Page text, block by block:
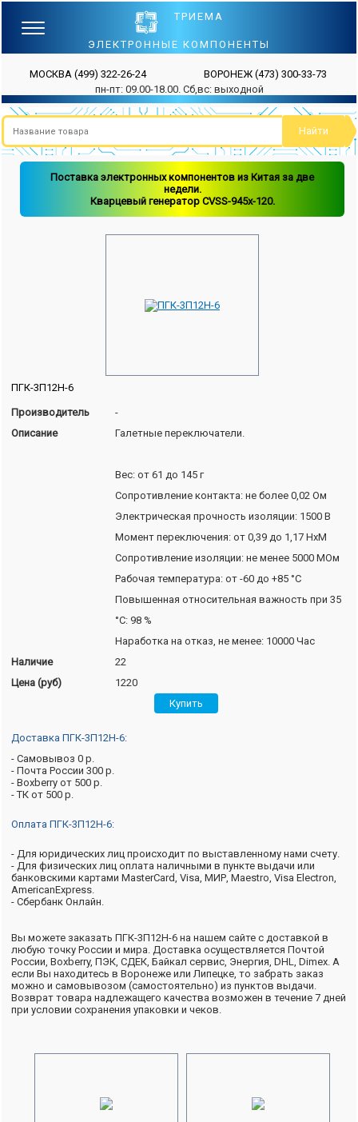
ТРИЕМА
ЭЛЕКТРОННЫЕ КОМПОНЕНТЫ
МОСКВА (499) 322-26-24 ВОРОНЕЖ (473) 300-33-73
пн-пт: 09.00-18.00. Сб,вс: выходной
Поставка электронных компонентов из Китая за две
недели.
Кварцевый генератор CVSS-945x-120.
ПГК-3П12Н-6
Производитель
-
Описание
Галетные переключатели.
Вес: от 61 до 145 г
Сопротивление контакта: не более 0,02 Ом
Электрическая прочность изоляции: 1500 В
Момент переключения: от 0,39 до 1,17 НхМ
Сопротивление изоляции: не менее 5000 МОм
Рабочая температура: от -60 до +85 °С
Повышенная относительная важность при 35
°С: 98 %
Наработка на отказ, не менее: 10000 Час
Наличие
22
Цена (руб)
1220
Доставка ПГК-3П12Н-6:
- Самовывоз 0 р.
- Почта России 300 р.
- Boxberry от 500 р.
- ТК от 500 р.
Оплата ПГК-3П12Н-6:
- Для юридических лиц происходит по выставленному нами счету.
- Для физических лиц оплата наличными в пункте выдачи или
банковскими картами MasterCard, Visa, МИР, Maestro, Visa Electron,
AmericanExpress.
- Сбербанк Онлайн.
Вы можете заказать ПГК-3П12Н-6 на нашем сайте с доставкой в
любую точку России и мира. Доставка осуществляется Почтой
России, Boxberry, ПЭК, СДЕК, Байкал сервис, Энергия, DHL, Dimex. А
если Вы находитесь в Воронеже или Липецке, то забрать заказ
можно и самовывозом (самостоятельно) из пунктов выдачи.
Возврат товара надлежащего качества возможен в течение 7 дней
при условии сохранения упаковки и чеков.